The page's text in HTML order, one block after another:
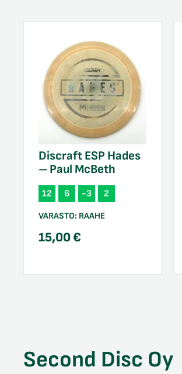
Discraft ESP Hades
– Paul McBeth
12 6 -3 2
VARASTO: RAAHE
15,00€
Second Disc Oy